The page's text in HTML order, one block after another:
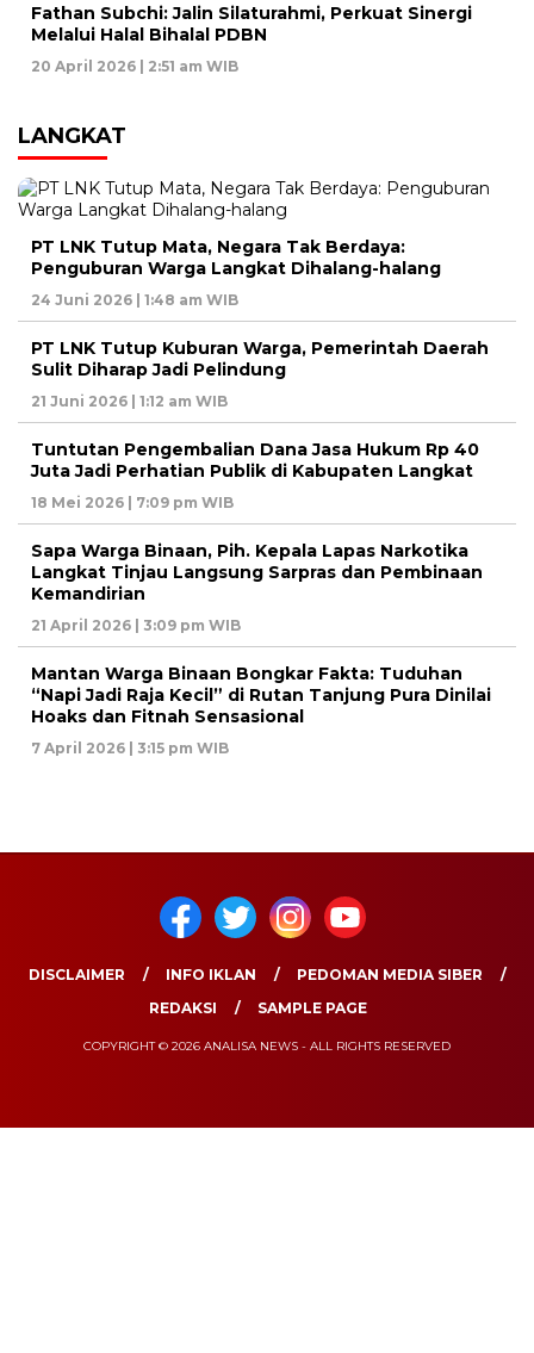
Fathan Subchi: Jalin Silaturahmi, Perkuat Sinergi
Melalui Halal Bihalal PDBN
20 April 2026 | 2:51 am WIB
LANGKAT
PT LNK Tutup Mata, Negara Tak Berdaya:
Penguburan Warga Langkat Dihalang-halang
24 Juni 2026 | 1:48 am WIB
PT LNK Tutup Kuburan Warga, Pemerintah Daerah
Sulit Diharap Jadi Pelindung
21 Juni 2026 | 1:12 am WIB
Tuntutan Pengembalian Dana Jasa Hukum Rp 40
Juta Jadi Perhatian Publik di Kabupaten Langkat
18 Mei 2026 | 7:09 pm WIB
Sapa Warga Binaan, Pih. Kepala Lapas Narkotika
Langkat Tinjau Langsung Sarpras dan Pembinaan
Kemandirian
21 April 2026 | 3:09 pm WIB
Mantan Warga Binaan Bongkar Fakta: Tuduhan
“Napi Jadi Raja Kecil” di Rutan Tanjung Pura Dinilai
Hoaks dan Fitnah Sensasional
7 April 2026 | 3:15 pm WIB
DISCLAIMER INFO IKLAN
PEDOMAN MEDIA SIBER
REDAKSI
SAMPLE PAGE
COPYRIGHT © 2026 ANALISA NEWS - ALL RIGHTS RESERVED